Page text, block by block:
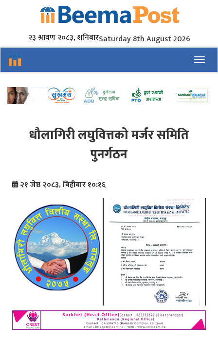
२३ श्रावण २०८३, शनिबारSaturday 8th August 2026
धौलागिरी लघुवित्तको मर्जर समिति
पुनर्गठन
२१ जेष्ठ २०८३, बिहीबार १०:१६